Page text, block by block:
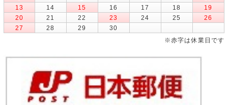
13
14 15 16 17 18
19
20
21 22 23 24 25
26
27
28 29
30
※赤字は休業日です